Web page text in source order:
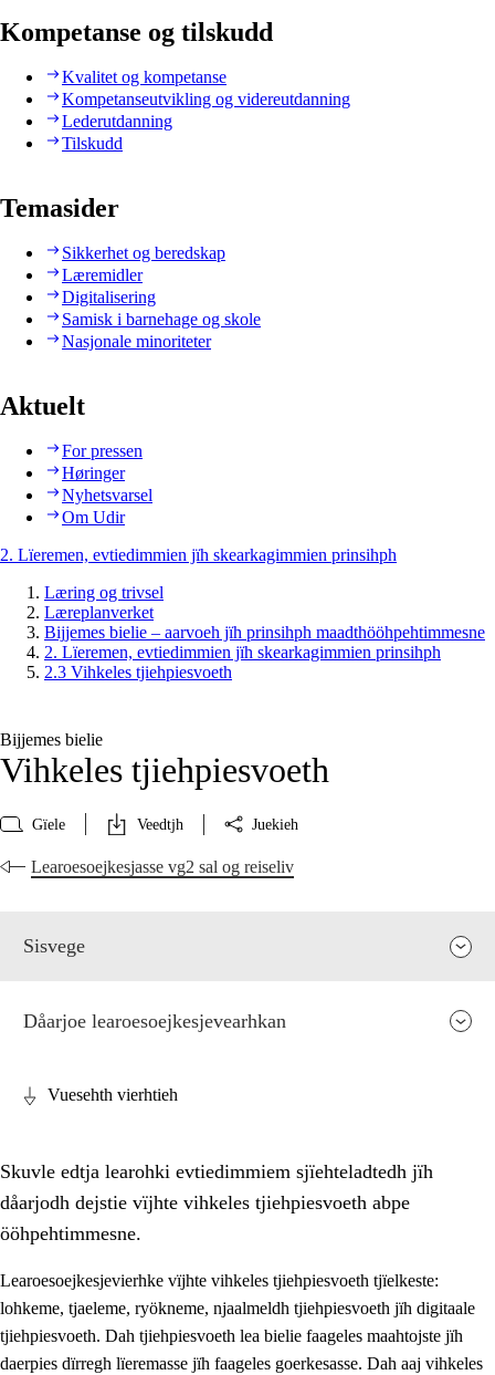
Kompetanse og tilskudd
Kvalitet og kompetanse
Kompetanseutvikling og videreutdanning
Lederutdanning
Tilskudd
Temasider
Sikkerhet og beredskap
Læremidler
Digitalisering
Samisk i barnehage og skole
Nasjonale minoriteter
Aktuelt
For pressen
Høringer
Nyhetsvarsel
Om Udir
2. Lïeremen, evtiedimmien jïh skearkagimmien prinsihph
Læring og trivsel
Læreplanverket
Bijjemes bielie – aarvoeh jïh prinsihph maadthööhpehtimmesne
2. Lïeremen, evtiedimmien jïh skearkagimmien prinsihph
2.3 Vihkeles tjiehpiesvoeth
Bijjemes bielie
Vihkeles tjiehpiesvoeth
Gïele Veedtjh Juekieh
Learoesoejkesjasse vg2 sal og reiseliv
Sisvege
2. Lïeremen, evtiedimmien jïh skearkagimmien prinsihph
2.1 Sosijaale lïereme jïh evtiedimmie
Dåarjoe learoesoejkesjevearhkan
Vuesehth vierhtieh
Skuvle edtja learohki evtiedimmiem sjïehteladtedh jïh
dåarjodh dejstie vïjhte vihkeles tjiehpiesvoeth abpe
ööhpehtimmesne.
Learoesoejkesjevierhke vïjhte vihkeles tjiehpiesvoeth tjïelkeste:
lohkeme, tjaeleme, ryökneme, njaalmeldh tjiehpiesvoeth jïh digitaale
tjiehpiesvoeth. Dah tjiehpiesvoeth lea bielie faageles maahtojste jïh
daerpies dïrregh lïeremasse jïh faageles goerkesasse. Dah aaj vihkeles